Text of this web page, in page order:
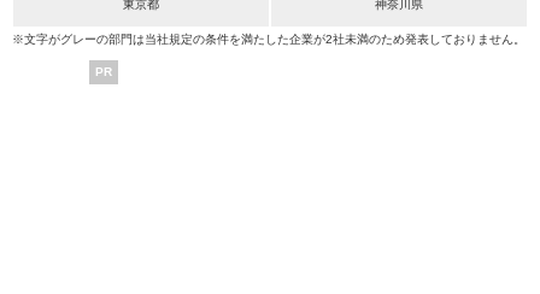
東京都 神奈川県
※文字がグレーの部門は当社規定の条件を満たした企業が2社未満のため発表しておりません。
PR